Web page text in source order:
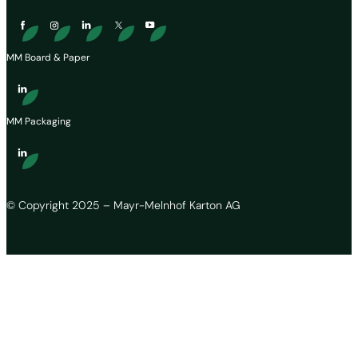
© Copyright 2025 – Mayr-Melnhof Karton AG
MM Board & Paper
MM Packaging